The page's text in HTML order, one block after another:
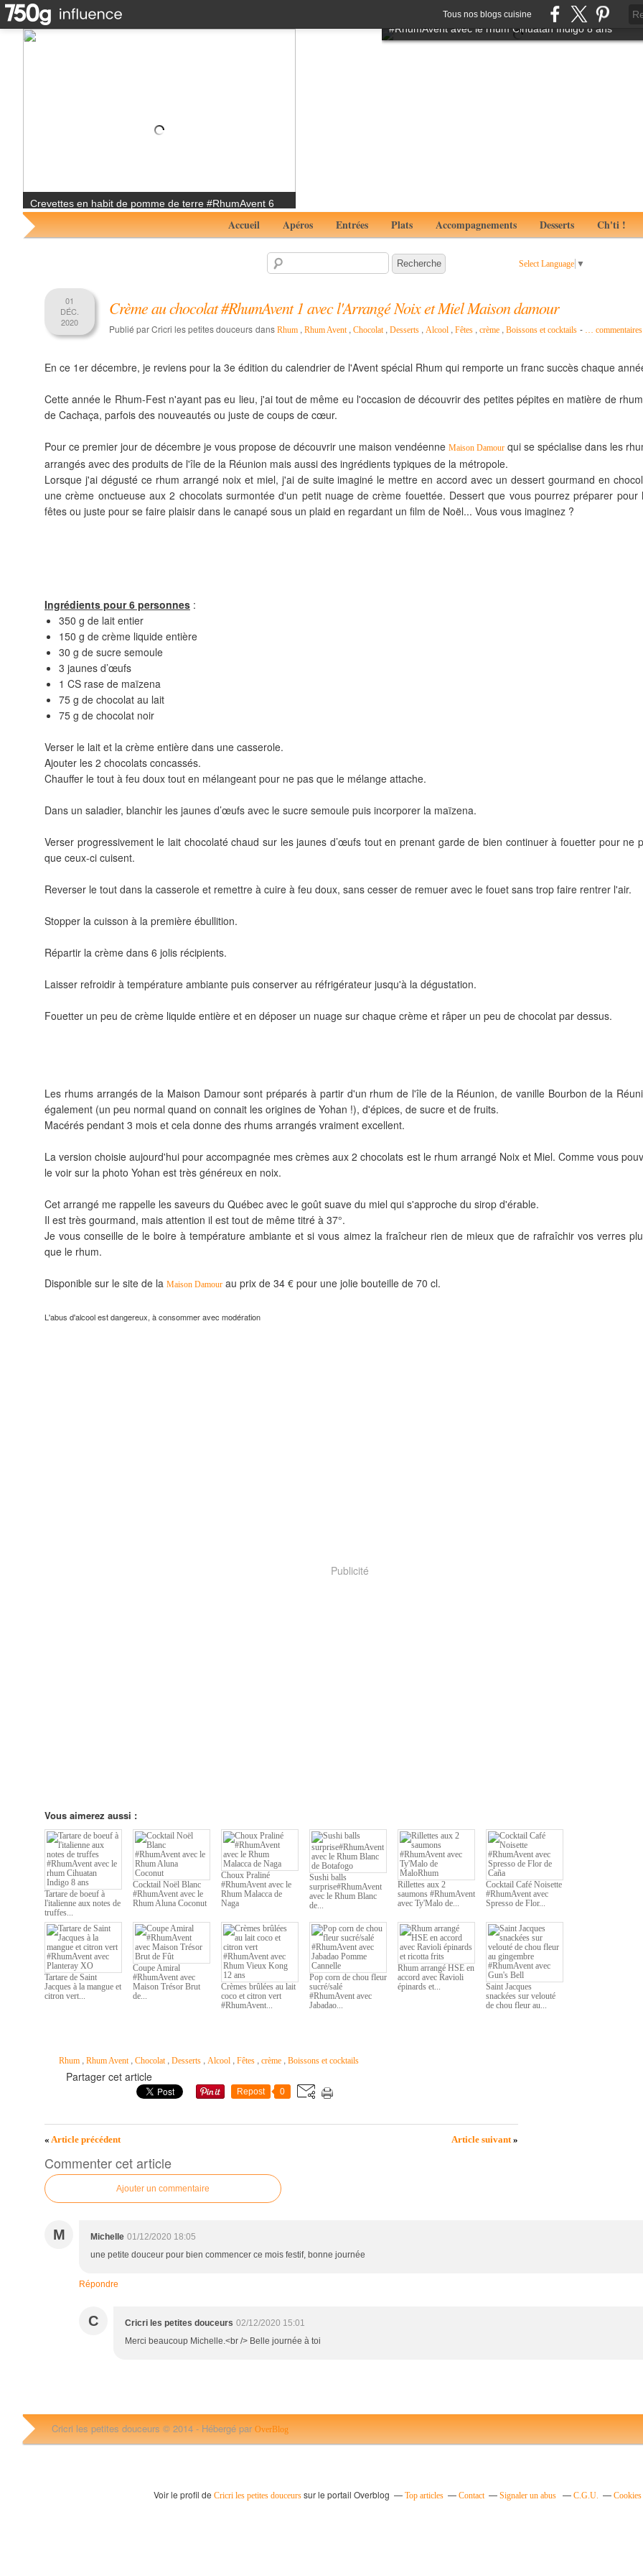
Tous nos blogs cuisine
Tartare de boeuf à l'italienne aux notes de truffes
#RhumAvent avec le rhum Cihuatan Indigo 8 ans
Accueil Apéros Entrées Plats Accompagnements Desserts Ch'ti !
Select Language ▼
01
DÉC.
2020
Crème au chocolat #RhumAvent 1 avec l'Arrangé Noix et Miel Maison damour
Publié par Cricri les petites douceurs dans Rhum , Rhum Avent , Chocolat , Desserts , Alcool , Fêtes , crème , Boissons et cocktails - … commentaires
En ce 1er décembre, je reviens pour la 3e édition du calendrier de l'Avent spécial Rhum qui remporte un franc succès chaque
Cette année le Rhum-Fest n'ayant pas eu lieu, j'ai tout de même eu l'occasion de découvrir des petites pépites en matière de
de Cachaça, parfois des nouveautés ou juste de coups de cœur.
Pour ce premier jour de décembre je vous propose de découvrir une maison vendéenne Maison Damour qui se spécialise dans les
arrangés avec des produits de l'île de la Réunion mais aussi des ingrédients typiques de la métropole.
Lorsque j'ai dégusté ce rhum arrangé noix et miel, j'ai de suite imaginé le mettre en accord avec un dessert gourmand en
une crème onctueuse aux 2 chocolats surmontée d'un petit nuage de crème fouettée. Dessert que vous pourrez préparer pour
fêtes ou juste pour se faire plaisir dans le canapé sous un plaid en regardant un film de Noël... Vous vous imaginez ?
Ingrédients pour 6 personnes :
350 g de lait entier
150 g de crème liquide entière
30 g de sucre semoule
3 jaunes d’œufs
1 CS rase de maïzena
75 g de chocolat au lait
75 g de chocolat noir
Verser le lait et la crème entière dans une casserole.
Ajouter les 2 chocolats concassés.
Chauffer le tout à feu doux tout en mélangeant pour ne pas que le mélange attache.
Dans un saladier, blanchir les jaunes d’œufs avec le sucre semoule puis incorporer la maïzena.
Verser progressivement le lait chocolaté chaud sur les jaunes d’œufs tout en prenant garde de bien continuer à fouetter pour ne
que ceux-ci cuisent.
Reverser le tout dans la casserole et remettre à cuire à feu doux, sans cesser de remuer avec le fouet sans trop faire rentrer l'air.
Stopper la cuisson à la première ébullition.
Répartir la crème dans 6 jolis récipients.
Laisser refroidir à température ambiante puis conserver au réfrigérateur jusqu'à la dégustation.
Fouetter un peu de crème liquide entière et en déposer un nuage sur chaque crème et râper un peu de chocolat par dessus.
Les rhums arrangés de la Maison Damour sont préparés à partir d'un rhum de l'île de la Réunion, de vanille Bourbon de la
également (un peu normal quand on connait les origines de Yohan !), d'épices, de sucre et de fruits.
Macérés pendant 3 mois et cela donne des rhums arrangés vraiment excellent.
La version choisie aujourd'hui pour accompagnée mes crèmes aux 2 chocolats est le rhum arrangé Noix et Miel. Comme vous
le voir sur la photo Yohan est très généreux en noix.
Cet arrangé me rappelle les saveurs du Québec avec le goût suave du miel qui s'approche du sirop d'érable.
Il est très gourmand, mais attention il est tout de même titré à 37°.
Je vous conseille de le boire à température ambiante et si vous aimez la fraîcheur rien de mieux que de rafraîchir vos verres
que le rhum.
Disponible sur le site de la Maison Damour au prix de 34 € pour une jolie bouteille de 70 cl.
L'abus d'alcool est dangereux, à consommer avec modération
Publicité
Vous aimerez aussi :
Tartare de boeuf à
l'italienne aux notes de
truffes...
Cocktail Noël Blanc
#RhumAvent avec le
Rhum Aluna Coconut
Choux Praliné
#RhumAvent avec le
Rhum Malacca de
Naga
Sushi balls
surprise#RhumAvent
avec le Rhum Blanc
de...
Rillettes aux 2
saumons #RhumAvent
avec Ty'Malo de...
Cocktail Café Noisette
#RhumAvent avec
Spresso de Flor...
Tartare de Saint
Jacques à la mangue et
citron vert...
Coupe Amiral
#RhumAvent avec
Maison Trésor Brut
de...
Crèmes brûlées au lait
coco et citron vert
#RhumAvent...
Pop corn de chou fleur
sucré/salé
#RhumAvent avec
Jabadao...
Rhum arrangé HSE en
accord avec Ravioli
épinards et...
Saint Jacques
snackées sur velouté
de chou fleur au...
Rhum , Rhum Avent , Chocolat , Desserts , Alcool , Fêtes , crème , Boissons et cocktails
Partager cet article
Repost 0
« Article précédent Article suivant»
Commenter cet article
Ajouter un commentaire
M Michelle 01/12/2020 18:05
une petite douceur pour bien commencer ce mois festif, bonne journée
Répondre
C Cricri les petites douceurs 02/12/2020 15:01
Merci beaucoup Michelle.<br /> Belle journée à toi
Cricri les petites douceurs © 2014 - Hébergé par OverBlog
Voir le profil de Cricri les petites douceurs sur le portail Overblog Top articles Contact Signaler un abus C.G.U. Cookies